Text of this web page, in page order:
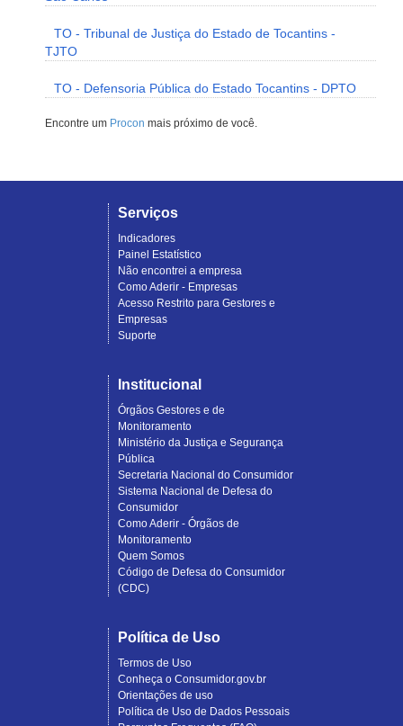
TO - Tribunal de Justiça do Estado de Tocantins -
TJTO
TO - Defensoria Pública do Estado Tocantins - DPTO
Encontre um Procon mais próximo de você.
Serviços
Indicadores
Painel Estatístico
Não encontrei a empresa
Como Aderir - Empresas
Acesso Restrito para Gestores e
Empresas
Suporte
Institucional
Órgãos Gestores e de
Monitoramento
Ministério da Justiça e Segurança
Pública
Secretaria Nacional do Consumidor
Sistema Nacional de Defesa do
Consumidor
Como Aderir - Órgãos de
Monitoramento
Quem Somos
Código de Defesa do Consumidor
(CDC)
Política de Uso
Termos de Uso
Conheça o Consumidor.gov.br
Orientações de uso
Política de Uso de Dados Pessoais